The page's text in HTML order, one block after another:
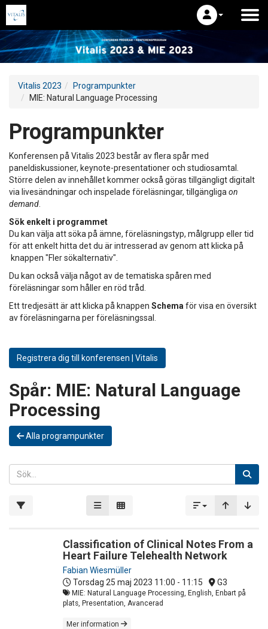
Vitalis 2023
Programpunkter
MIE: Natural Language Processing
Programpunkter
Konferensen på Vitalis 2023 består av flera spår med
paneldiskussioner, keynote-presentationer och studiosamtal.
Större delen av innehållet kommer också göras tillgängligt digitalt
via livesändningar och inspelade föreläsningar, tillgängliga on
demand
Sök enkelt i programmet
Du kan välja att söka på ämne, föreläsningstyp, målgrupp eller tid
för att enkelt hitta det du är intresserad av genom att klicka på
knappen "Fler sökalternativ".
Du kan också välja något av de tematiska spåren med
föreläsningar som håller en röd tråd.
Ett tredjesätt är att klicka på knappen Schema för visa en översikt
av föreläsningarna per föreläsningssal.
Registrera dig till konferensen | Vitalis
Spår: MIE: Natural Language
Processing
Alla programpunkter
Classification of Clinical Notes From a
Heart Failure Telehealth Network
Fabian Wiesmüller
Torsdag 25 maj 2023 11:00 - 11:15 G3
MIE: Natural Language Processing, English, Enbart på
plats, Presentation, Avancerad
Mer information